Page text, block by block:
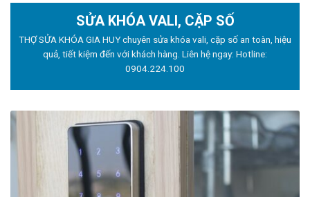
SỬA KHÓA VALI, CẶP SỐ
THỢ SỬA KHÓA GIA HUY chuyên sửa khóa vali, cặp số an toàn, hiệu
quả, tiết kiệm đến với khách hàng. Liên hệ ngay: Hotline:
0904.224.100